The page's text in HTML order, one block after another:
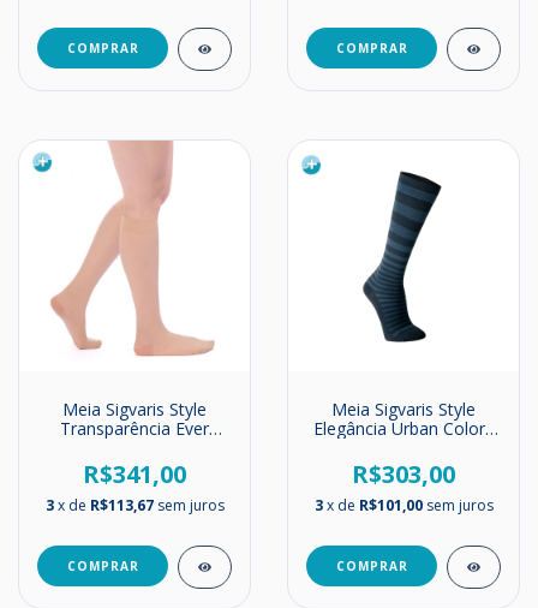
COMPRAR COMPRAR
Meia Sigvaris Style
Transparência Ever
Média Compressão |
20-30mmHg (Tons
Nude)
R$341,00
3 x de R$113,67 sem juros
COMPRAR
Meia Sigvaris Style
Elegância Urban Colors
Média Compressão |
20-30mmHg
R$303,00
3 x de R$101,00 sem juros
COMPRAR